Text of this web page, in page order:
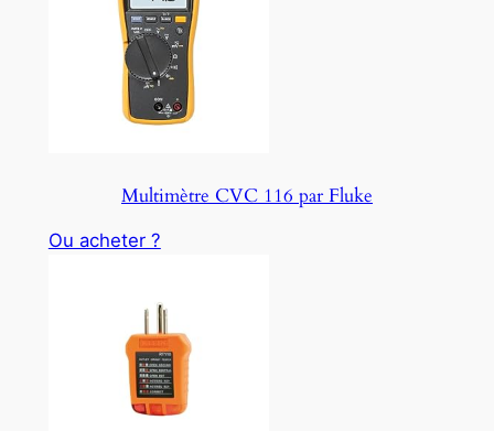
Multimètre CVC 116 par Fluke
Ou acheter ?